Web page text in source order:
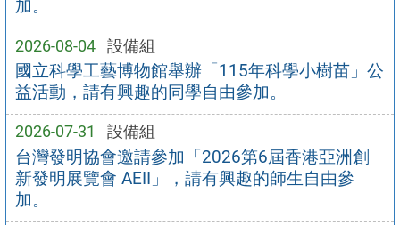
加。
2026-08-04 設備組
國立科學工藝博物館舉辦「115年科學小樹苗」公
益活動，請有興趣的同學自由參加。
2026-07-31 設備組
台灣發明協會邀請參加「2026第6屆香港亞洲創
新發明展覽會 AEII」，請有興趣的師生自由參
加。